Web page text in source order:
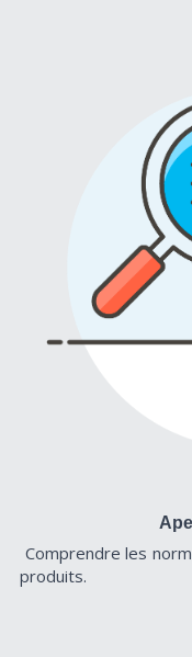
Comprendre les
produits.